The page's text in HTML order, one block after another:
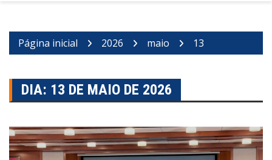
Página inicial 2026 maio 13
DIA: 13 DE MAIO DE 2026